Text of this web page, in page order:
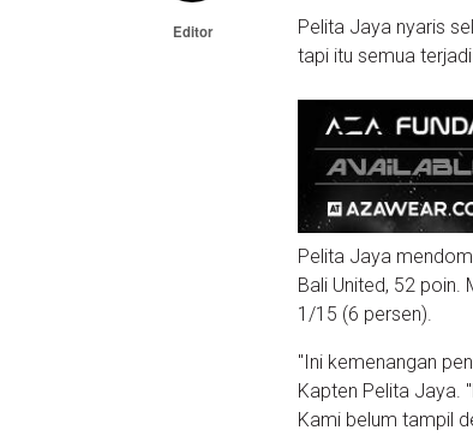
Editor
Pelita Jaya nyaris
tapi itu semua
Pelita Jaya
Bali United, 52 poin.
1/15 (6 persen).
"Ini kemenangan
Kapten Pelita Jaya.
Kami belum tampil